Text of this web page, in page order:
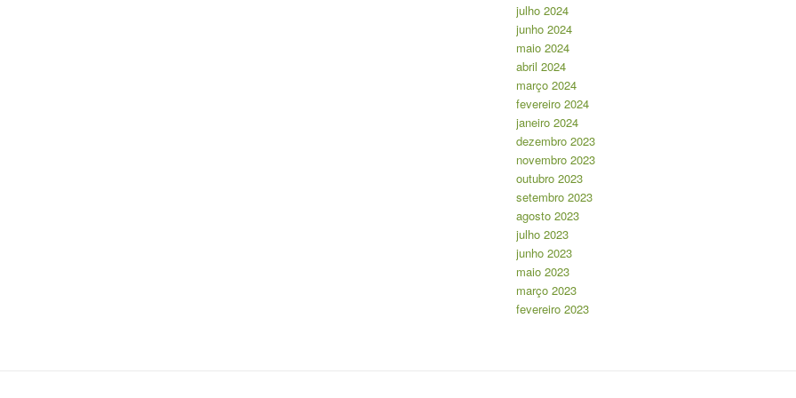
julho 2024
junho 2024
maio 2024
abril 2024
março 2024
fevereiro 2024
janeiro 2024
dezembro 2023
novembro 2023
outubro 2023
setembro 2023
agosto 2023
julho 2023
junho 2023
maio 2023
março 2023
fevereiro 2023